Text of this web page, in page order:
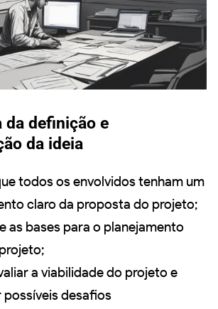
da definição e
da ideia
todos os envolvidos tenham um
claro da proposta do projeto;
as bases para o planejamento
a viabilidade do projeto e
desafios